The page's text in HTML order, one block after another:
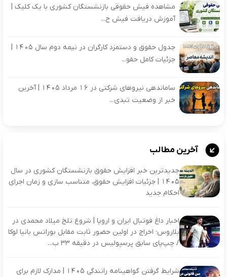
مشاهده فیش حقوقی بازنشستگان کشوری با یک کلیک |
آموزش دریافت فیش ح...
جدول حقوق و دستمزد کارگران در نیمه دوم سال 1405 |
جزئیات کامل حقو...
ساماندهی نیروهای شرکتی در 16 مرداد 1405 | آخرین
خبر از وضعیت تبدی...
آخرین مطالب
جدیدترین خبر افزایش حقوق بازنشستگان کشوری در سال
۱۴۰۵ | جزئیات افزایش حقوق، متناسب سازی و زمان اجرای
احکام جدید
اخبار داغ فوتبال ایران و اروپا | شروع تلخ میلاد محمدی در
بلاروس؛ اخراج در اولین حضور ثابت مقابل بوراتس بانیا لوکا
/ چپ‌پای سابق پرسپولیس در دقیقه ۳۳ ب...
شرایط گرفتن گواهینامه رانندگی ۱۴۰۵ | مدارک لازم برای